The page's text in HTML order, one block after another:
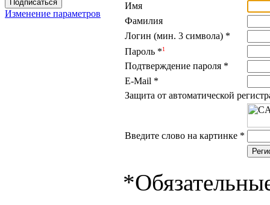
Изменение параметров
Имя
Фамилия
Логин (мин. 3 символа) *
Пароль *1
Подтверждение пароля *
E-Mail *
Защита от автоматической
Введите слово на картинке *
*